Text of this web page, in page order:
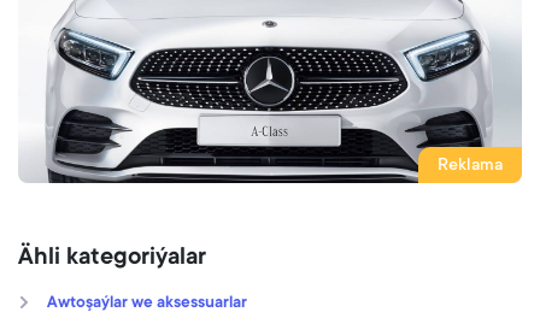
Reklama
Ähli kategoriýalar
Awtoşaýlar we aksessuarlar